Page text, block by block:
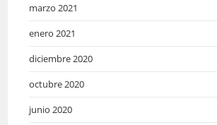
marzo 2021
enero 2021
diciembre 2020
octubre 2020
junio 2020